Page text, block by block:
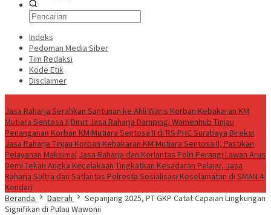
Indeks
Pedoman Media Siber
Tim Redaksi
Kode Etik
Disclaimer
Jasa Raharja Serahkan Santunan ke Ahli Waris Korban Kebakaran KM
Mutiara Sentosa II Dirut Jasa Raharja Dampingi Wamenhub Tinjau
Penanganan Korban KM Mutiara Sentosa II di RS PHC Surabaya Direksi
Jasa Raharja Tinjau Korban Kebakaran KM Mutiara Sentosa II, Pastikan
Pelayanan Maksimal Jasa Raharja dan Korlantas Polri Perangi Lawan Arus
Demi Tekan Angka Kecelakaan Tingkatkan Kesadaran Pelajar, Jasa
Raharja Sultra dan Satlantas Polresta Sosialisasi Keselamatan di SMAN 4
Kendari
Beranda
Daerah
Sepanjang 2025, PT GKP Catat Capaian Lingkungan
Signifikan di Pulau Wawonii